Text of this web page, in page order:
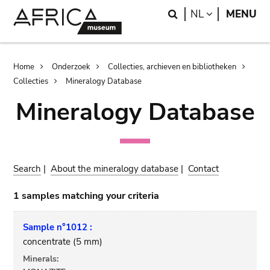
Search
NL LANGUAGE
MENU
Breadcrumb
Home Onderzoek
Collecties, archieven en bibliotheken
Collecties
Mineralogy Database
Mineralogy Database
Search |About the mineralogy database | Contact
1 samples matching your criteria
Sample n°1012 :
concentrate (5 mm)
Minerals: